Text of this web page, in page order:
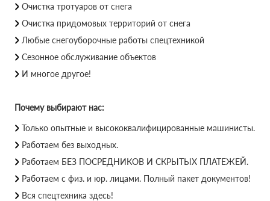
Очистка тротуаров от снега
Очистка придомовых территорий от снега
Любые снегоуборочные работы спецтехникой
Сезонное обслуживание объектов
И многое другое!
Почему выбирают нас:
Только опытные и высококвалифицированные машинисты.
Работаем без выходных.
Работаем БЕЗ ПОСРЕДНИКОВ И СКРЫТЫХ ПЛАТЕЖЕЙ.
Работаем с физ. и юр. лицами. Полный пакет документов!
Вся спецтехника здесь!